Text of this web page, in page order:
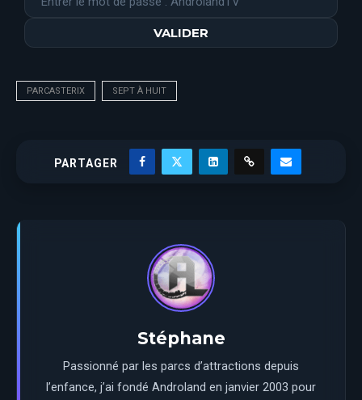
PARCASTERIX SEPT À HUIT
PARTAGER
Stéphane
Passionné par les parcs d’attractions depuis
l’enfance, j’ai fondé Androland en janvier 2003 pour